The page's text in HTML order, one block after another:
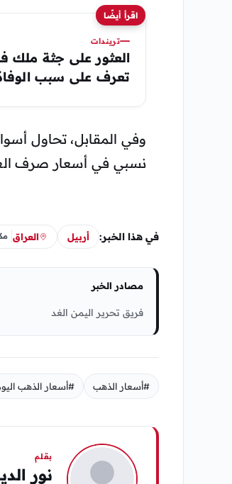
اقرأ أيضًا
تريندات
العثور على جثة ملك
تعرف على سبب
نسبي في أسعار صرف
في هذا الخبر: أربيل العراق
مصادر الخبر
فريق تحرير اليمن الغد
#أسعار الذهب #أسعار الذهب
بقلم
نور